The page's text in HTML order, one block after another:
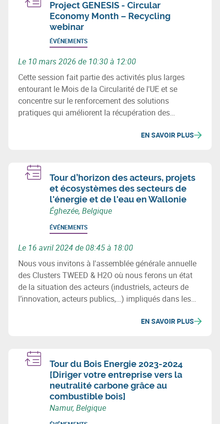
Project GENESIS - Circular
Economy Month – Recycling
webinar
ÉVÉNEMENTS
Le 10 mars 2026 de 10:30 à 12:00
Cette session fait partie des activités plus larges
entourant le Mois de la Circularité de l'UE et se
concentre sur le renforcement des solutions
pratiques qui améliorent la récupération des
EN SAVOIR PLUS
Tour d’horizon des acteurs, projets
et écosystèmes des secteurs de
l'énergie et de l'eau en Wallonie
Éghezée, Belgique
ÉVÉNEMENTS
Le 16 avril 2024 de 08:45 à 18:00
Nous vous invitons à l'assemblée générale annuelle
des Clusters TWEED & H2O où nous ferons un état
de la situation des acteurs (industriels, acteurs de
l’innovation, acteurs publics,…) impliqués dans les
projets (investissement & innovation) majeurs de ces
EN SAVOIR PLUS
Tour du Bois Energie 2023-2024
[Diriger votre entreprise vers la
neutralité carbone grâce au
combustible bois]
Namur, Belgique